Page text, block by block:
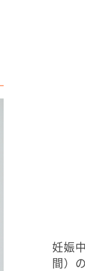
妊娠
間）